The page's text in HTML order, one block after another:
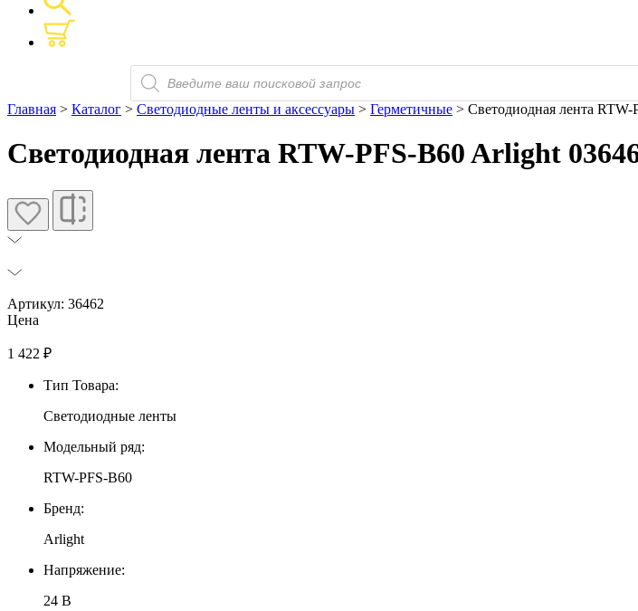
Поиск
товаров
Главная > Каталог > Светодиодные ленты и аксессуары > Герметичные > Светодиодная лента
Светодиодная лента RTW-PFS-B60 Arlight
Артикул: 36462
Цена
1 422 ₽
Тип Товара:
Светодиодные ленты
Модельный ряд:
RTW-PFS-B60
Бренд:
Arlight
Напряжение:
24 В